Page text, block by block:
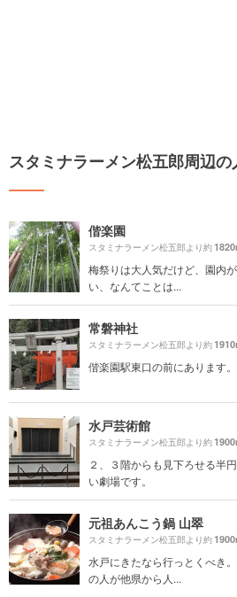
スタミナラーメン松五郎周辺の
偕楽園
スタミナラーメン松五郎より約
梅祭りは大人気だけど、園内
い、なんてことは...
常磐神社
スタミナラーメン松五郎より約
偕楽園駅東口の前にあります
水戸芸術館
スタミナラーメン松五郎より約
２、３階からも見下ろせる半
い劇場です。
元祖あんこう鍋 山翠
スタミナラーメン松五郎より約
水戸にきたなら行っとくべき
の人が他県から人...